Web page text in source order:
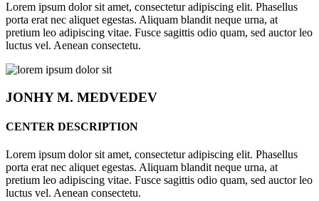
Lorem ipsum dolor sit amet, consectetur adipiscing elit. Phasellus
porta erat nec aliquet egestas. Aliquam blandit neque urna, at
pretium leo adipiscing vitae. Fusce sagittis odio quam, sed auctor leo
luctus vel. Aenean consectetu.
JONHYM. MEDVEDEV
CENTER DESCRIPTION
Lorem ipsum dolor sit amet, consectetur adipiscing elit. Phasellus
porta erat nec aliquet egestas. Aliquam blandit neque urna, at
pretium leo adipiscing vitae. Fusce sagittis odio quam, sed auctor leo
luctus vel. Aenean consectetu.